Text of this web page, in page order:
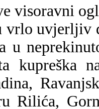
visoravni
vrlo uvjerljiv
u
kupreška
Rilića,